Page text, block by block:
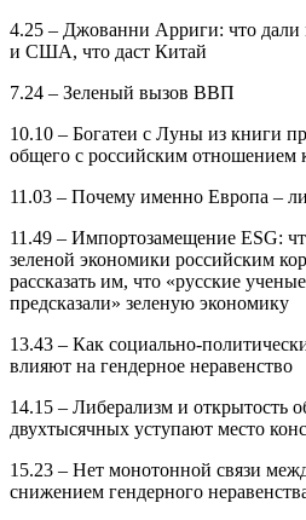
4.25 – Джованни Арриги: что дали
и США, что даст Китай
7.24 – Зеленый вызов ВВП
10.10 – Богатеи с Луны из книги
общего с российским отношением
11.03 – Почему именно Европа –
11.49 – Импортозамещение ESG:
зеленой экономики российским
рассказать им, что «русские
предсказали» зеленую экономику
13.43 – Как социально-
влияют на гендерное неравенство
14.15 – Либерализм и открытость
двухтысячных уступают место
15.23 – Нет монотонной связи
снижением гендерного